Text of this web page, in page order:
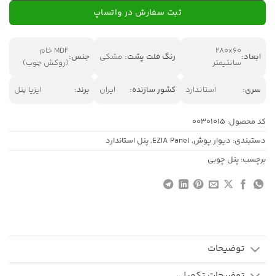
ثبت سفارش در واتساپ
ابعاد:280x60
سانتیمتر
رنگ فلت پشت: مشکی جنس:
MDF خام
(روکش چوب)
سری: استاندارد کشور سازنده: ایران برند: ایزیا پنل
کد محصول: 00301015
دستبندی: دیوار پوش,
EZIA Panel
,پنل استاندارد
برچسب: پنل چوبی
توضیحات